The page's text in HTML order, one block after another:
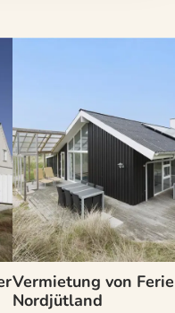
Vermietung von
Nordjütland